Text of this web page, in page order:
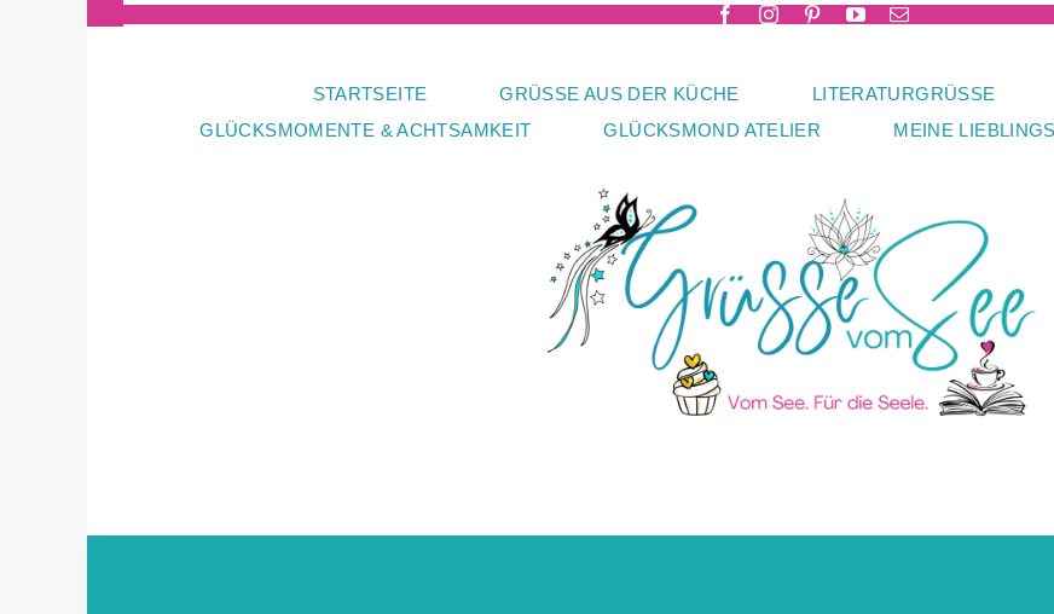
STARTSEITE GRÜSSE AUS DER KÜCHE LITERATURGRÜSSE
GLÜCKSMOMENTE & ACHTSAMKEIT
GLÜCKSMOND ATELIER MEINE